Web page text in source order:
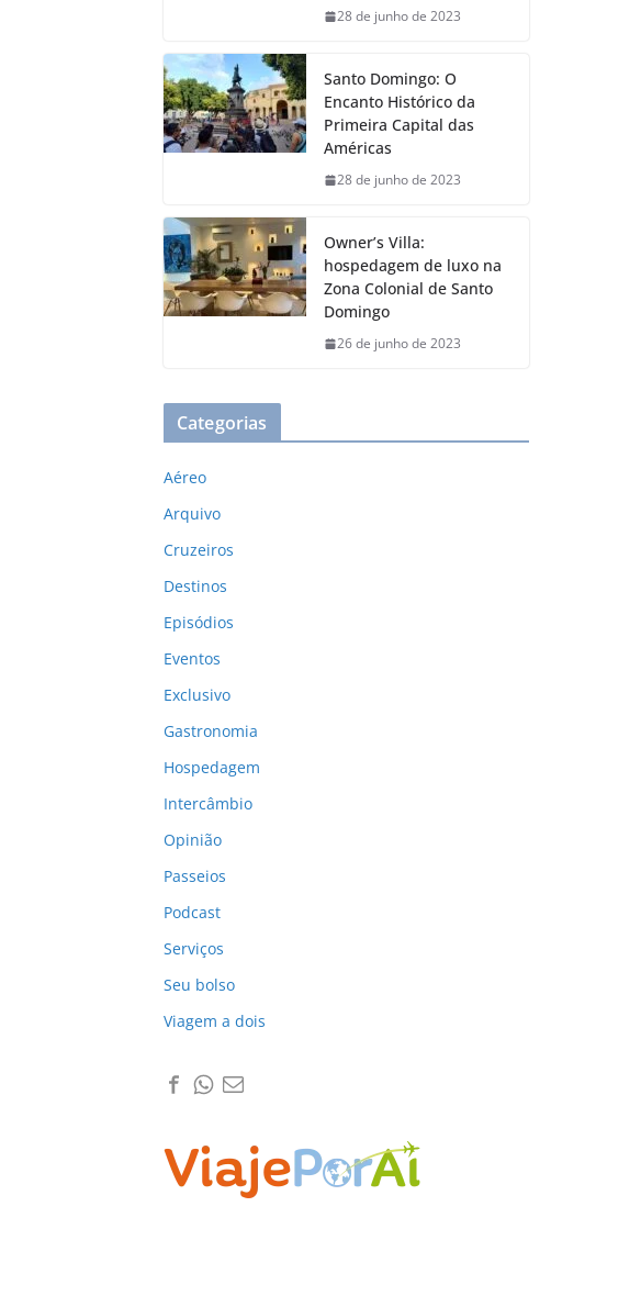
28 de junho de 2023
Santo Domingo: O
Encanto Histórico da
Primeira Capital das
Américas
28 de junho de 2023
Owner’s Villa:
hospedagem de luxo na
Zona Colonial de Santo
Domingo
26 de junho de 2023
Categorias
Aéreo
Arquivo
Cruzeiros
Destinos
Episódios
Eventos
Exclusivo
Gastronomia
Hospedagem
Intercâmbio
Opinião
Passeios
Podcast
Serviços
Seu bolso
Viagem a dois